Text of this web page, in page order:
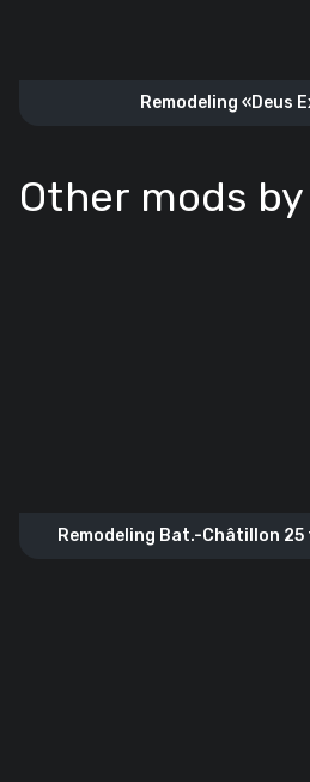
Remodeling «Deus
Other mods by
Remodeling Bat.-Châtillon 25